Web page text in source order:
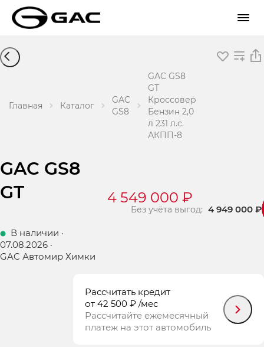
Главная Каталог
GAC
GS8
GAC GS8
GT
Кроссовер
Бензин 2,0
л 231 л.с.
АКПП-8
GAC GS8
GT
В наличии ·
07.08.2026 ·
GAC Автомир Химки
4 549 000 ₽
Без учёта выгод: 4 949 000 ₽
Рассчитать кредит
от 42 500 ₽ /мес
Рассчитайте ежемесячный
платеж на этот автомобиль